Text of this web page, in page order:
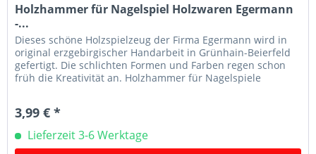
Holzhammer für Nagelspiel Holzwaren Egermann
-...
Dieses schöne Holzspielzeug der Firma Egermann wird in
original erzgebirgischer Handarbeit in Grünhain-Beierfeld
gefertigt. Die schlichten Formen und Farben regen schon
früh die Kreativität an. Holzhammer für Nagelspiele
3,99 € *
Lieferzeit 3-6 Werktage